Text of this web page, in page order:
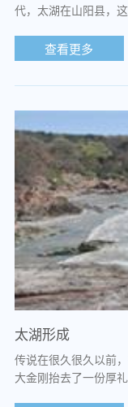
代，太湖在山阳县，
查看更多
太湖形成
传说在很久很久以前
大金刚抬去了一份厚